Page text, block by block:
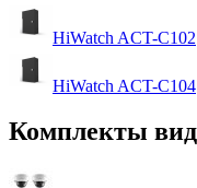
HiWatch ACT-C102
HiWatch ACT-C104
Комплекты